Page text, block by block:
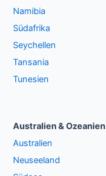
Namibia
Südafrika
Seychellen
Tansania
Tunesien
Australien & Ozeanien
Australien
Neuseeland